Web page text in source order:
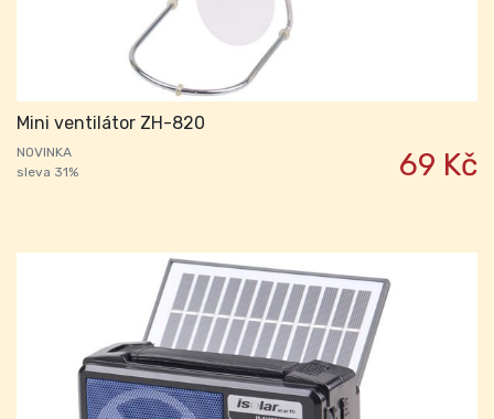
Mini ventilátor ZH-820
NOVINKA
sleva 31%
69 Kč